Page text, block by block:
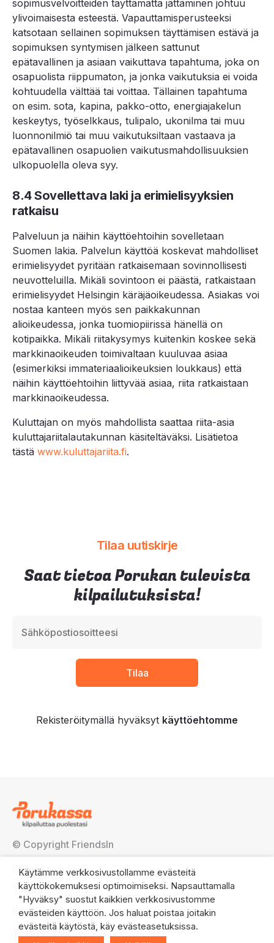
sopimusvelvoitteiden täyttämättä jättäminen johtuu
ylivoimaisesta esteestä. Vapauttamisperusteeksi
katsotaan sellainen sopimuksen täyttämisen estävä ja
sopimuksen syntymisen jälkeen sattunut
epätavallinen ja asiaan vaikuttava tapahtuma, joka on
osapuolista riippumaton, ja jonka vaikutuksia ei voida
kohtuudella välttää tai voittaa. Tällainen tapahtuma
on esim. sota, kapina, pakko-otto, energiajakelun
keskeytys, työselkkaus, tulipalo, ukonilma tai muu
luonnonilmiö tai muu vaikutuksiltaan vastaava ja
epätavallinen osapuolien vaikutusmahdollisuuksien
ulkopuolella oleva syy.
8.4 Sovellettava laki ja erimielisyyksien
ratkaisu
Palveluun ja näihin käyttöehtoihin sovelletaan
Suomen lakia. Palvelun käyttöä koskevat mahdolliset
erimielisyydet pyritään ratkaisemaan sovinnollisesti
neuvotteluilla. Mikäli sovintoon ei päästä, ratkaistaan
erimielisyydet Helsingin käräjäoikeudessa. Asiakas voi
nostaa kanteen myös sen paikkakunnan
alioikeudessa, jonka tuomiopiirissä hänellä on
kotipaikka. Mikäli riitakysymys kuitenkin koskee sekä
markkinaoikeuden toimivaltaan kuuluvaa asiaa
(esimerkiksi immateriaalioikeuksien loukkaus) että
näihin käyttöehtoihin liittyvää asiaa, riita ratkaistaan
markkinaoikeudessa.
Kuluttajan on myös mahdollista saattaa riita-asia
kuluttajariitalautakunnan käsiteltäväksi. Lisätietoa
tästä www.kuluttajariita.fi.
Tilaa uutiskirje
Saat tietoa Porukan tulevista
kilpailutuksista!
Rekisteröitymällä hyväksyt käyttöehtomme
© Copyright FriendsIn
Ohjeet ja tuki
Tietosuojaseloste
Käyttöehdot
Yhteystiedot
Käytämme verkkosivustollamme evästeitä
käyttökokemuksesi optimoimiseksi. Napsauttamalla
"Hyväksy" suostut kaikkien verkkosivustomme
evästeiden käyttöön. Jos haluat poistaa joitakin
evästeitä käytöstä, käy evästeasetuksissa.